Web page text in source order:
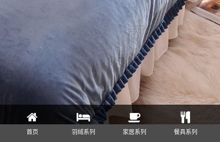
首页 羽绒系列 家居系列 餐具系列